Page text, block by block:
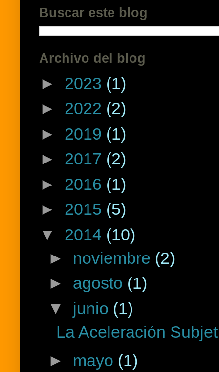
Buscar este blog
Archivo del blog
► 2023 (1)
► 2022 (2)
► 2019 (1)
► 2017 (2)
► 2016 (1)
► 2015 (5)
▼ 2014 (10)
► noviembre (2)
► agosto (1)
▼ junio (1)
La Aceleración
► mayo (1)